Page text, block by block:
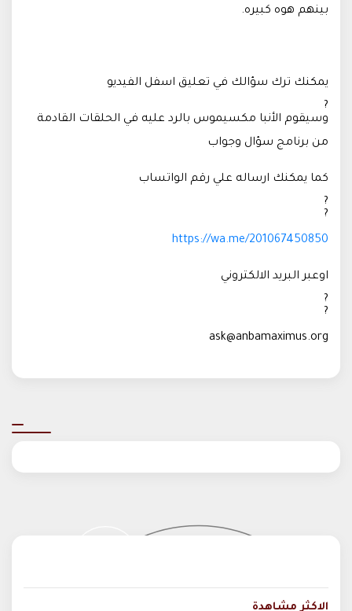
بينهم هوه كبيره.
يمكنك ترك سؤالك في تعليق اسفل الفيديو
وسيقوم الأنبا مكسيموس بالرد عليه في الحلقات القادمة
من برنامج سؤال وجواب
كما يمكنك ارساله علي رقم الواتساب
https://wa.me/201067450850
اوعبر البريد الالكتروني
ask@anbamaximus.org
الاكثر مشاهدة